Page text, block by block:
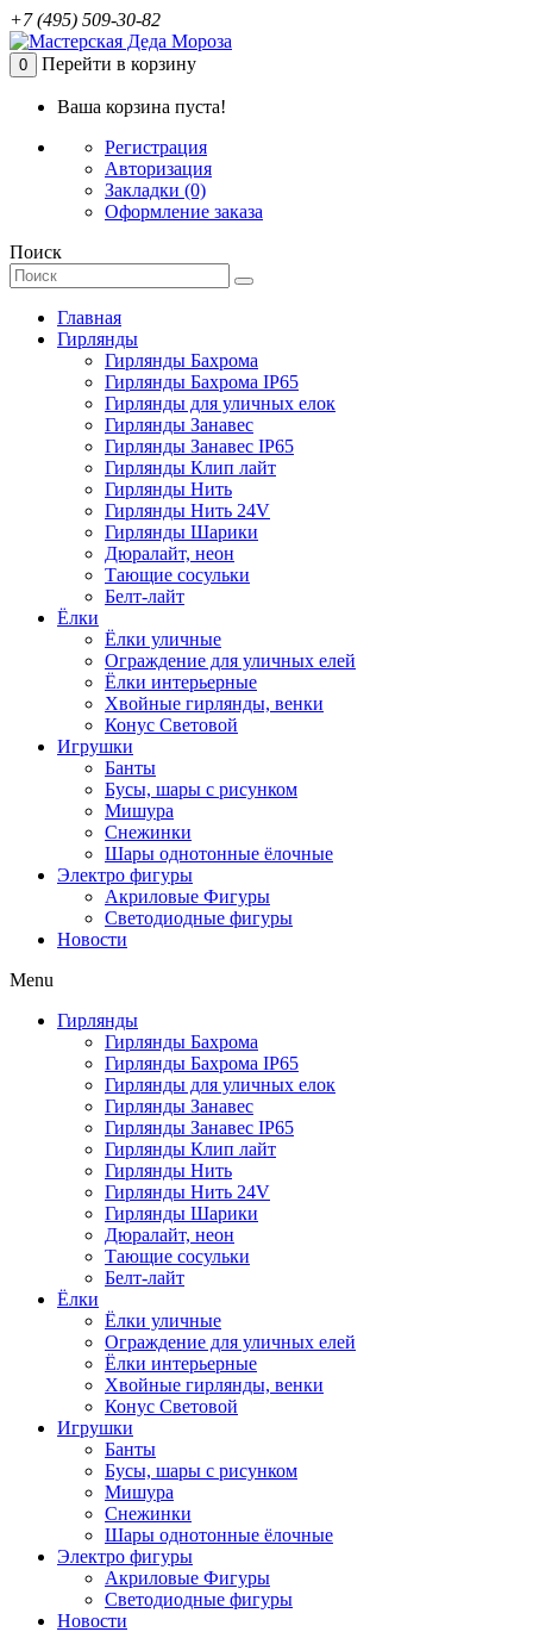
+7 (495) 509-30-82
0 Перейти в корзину
Ваша корзина пуста!
Регистрация
Авторизация
Закладки (0)
Оформление заказа
Поиск
Главная
Гирлянды
Гирлянды Бахрома
Гирлянды Бахрома IP65
Гирлянды для уличных елок
Гирлянды Занавес
Гирлянды Занавес IP65
Гирлянды Клип лайт
Гирлянды Нить
Гирлянды Нить 24V
Гирлянды Шарики
Дюралайт, неон
Тающие сосульки
Белт-лайт
Ёлки
Ёлки уличные
Ограждение для уличных елей
Ёлки интерьерные
Хвойные гирлянды, венки
Конус Световой
Игрушки
Банты
Бусы, шары с рисунком
Мишура
Снежинки
Шары однотонные ёлочные
Электро фигуры
Акриловые Фигуры
Светодиодные фигуры
Новости
Menu
Гирлянды
Гирлянды Бахрома
Гирлянды Бахрома IP65
Гирлянды для уличных елок
Гирлянды Занавес
Гирлянды Занавес IP65
Гирлянды Клип лайт
Гирлянды Нить
Гирлянды Нить 24V
Гирлянды Шарики
Дюралайт, неон
Тающие сосульки
Белт-лайт
Ёлки
Ёлки уличные
Ограждение для уличных елей
Ёлки интерьерные
Хвойные гирлянды, венки
Конус Световой
Игрушки
Банты
Бусы, шары с рисунком
Мишура
Снежинки
Шары однотонные ёлочные
Электро фигуры
Акриловые Фигуры
Светодиодные фигуры
Новости